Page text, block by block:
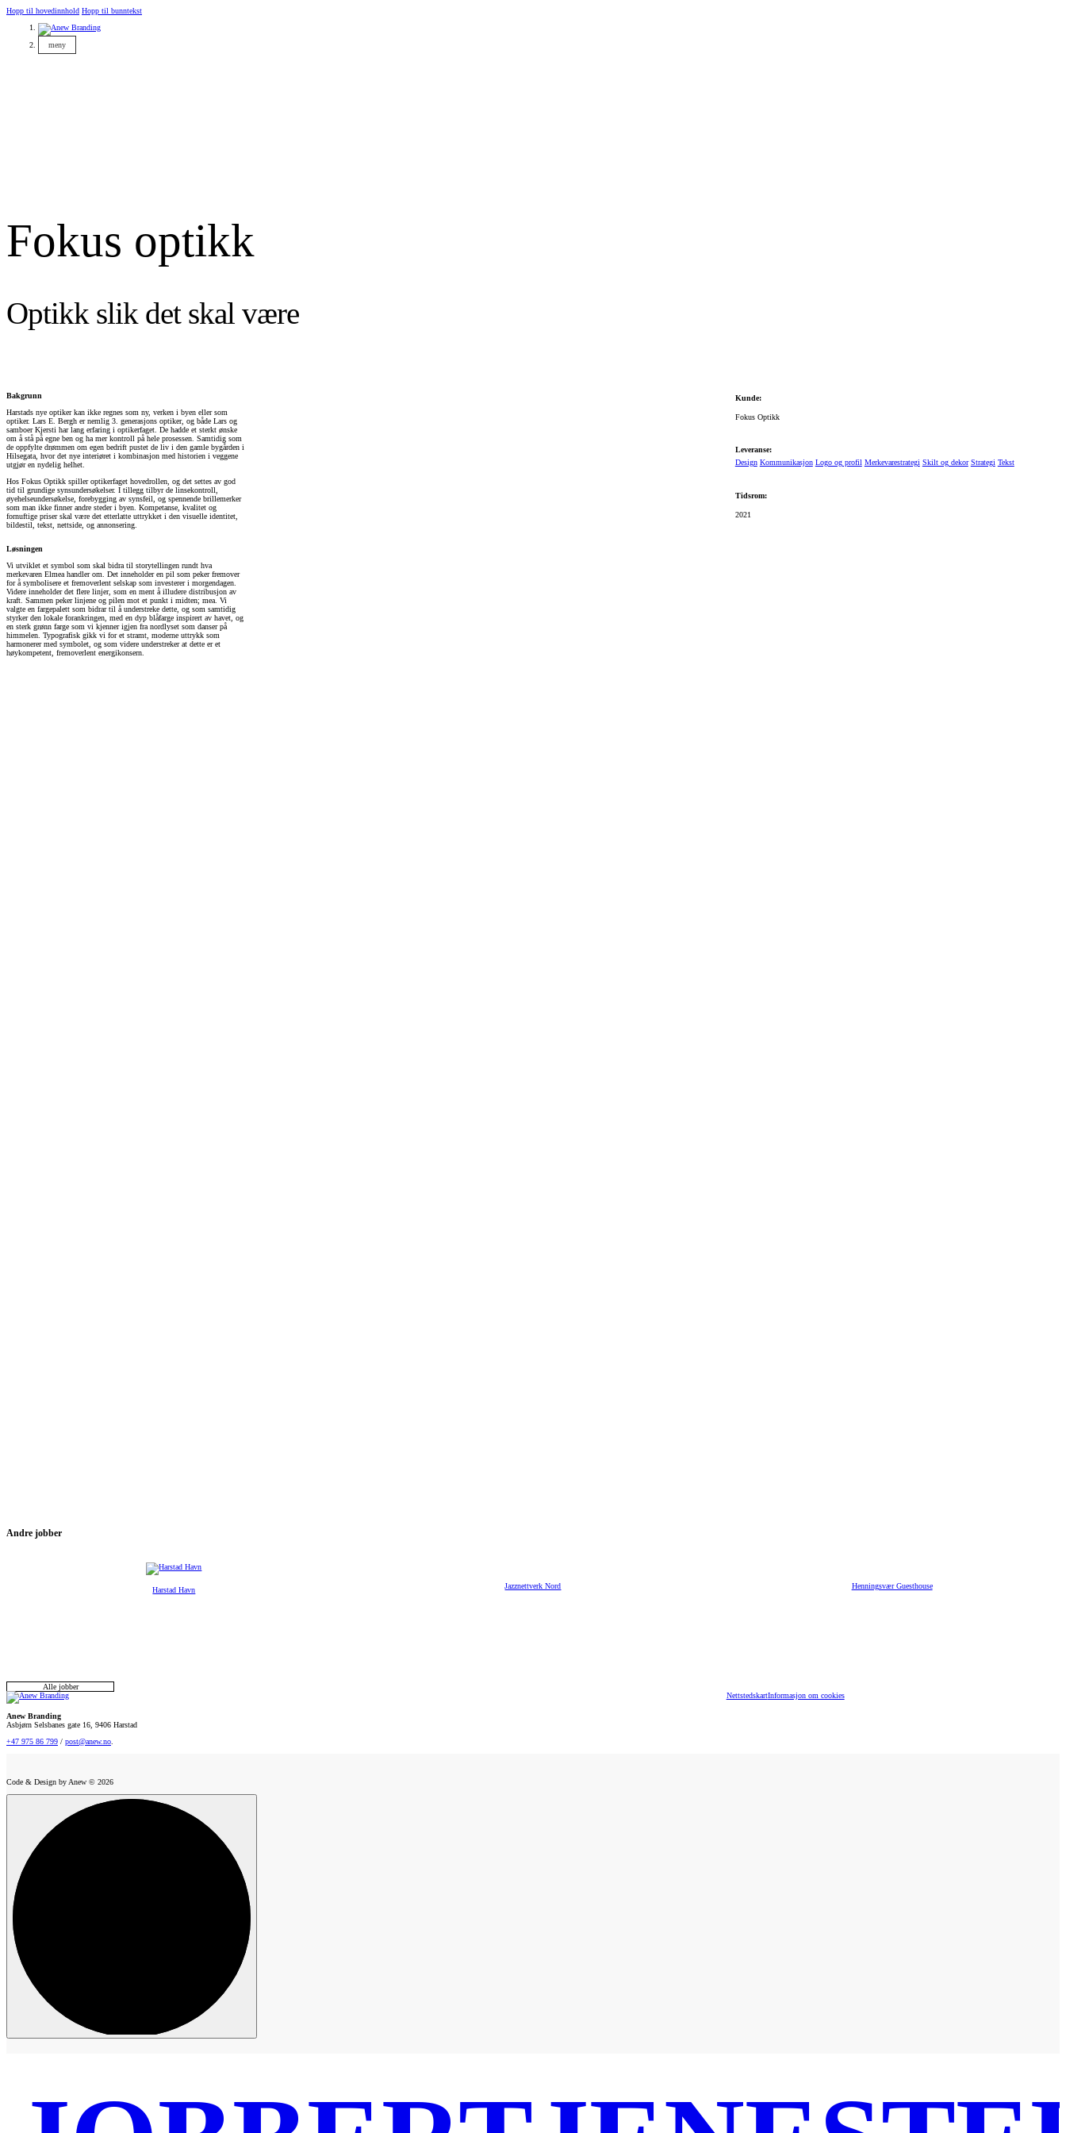
Hopp til hovedinnhold Hopp til bunntekst
meny
Fokus optikk
Optikk slik det skal være
Bakgrunn
Harstads nye optiker kan ikke regnes som ny, verken i byen eller som
optiker. Lars E. Bergh er nemlig 3. generasjons optiker, og både Lars og
samboer Kjersti har lang erfaring i optikerfaget. De hadde et sterkt ønske
om å stå på egne ben og ha mer kontroll på hele prosessen. Samtidig som
de oppfylte drømmen om egen bedrift pustet de liv i den gamle bygården i
Hilsegata, hvor det nye interiøret i kombinasjon med historien i veggene
utgjør en nydelig helhet.
Hos Fokus Optikk spiller optikerfaget hovedrollen, og det settes av god
tid til grundige synsundersøkelser. I tillegg tilbyr de linsekontroll,
øyehelseundersøkelse, forebygging av synsfeil, og spennende brillemerker
som man ikke finner andre steder i byen. Kompetanse, kvalitet og
fornuftige priser skal være det etterlatte uttrykket i den visuelle identitet,
bildestil, tekst, nettside, og annonsering.
Løsningen
Vi utviklet et symbol som skal bidra til storytellingen rundt hva
merkevaren Elmea handler om. Det inneholder en pil som peker fremover
for å symbolisere et fremoverlent selskap som investerer i morgendagen.
Videre inneholder det flere linjer, som en ment å illudere distribusjon av
kraft. Sammen peker linjene og pilen mot et punkt i midten; mea. Vi
valgte en fargepalett som bidrar til å understreke dette, og som samtidig
styrker den lokale forankringen, med en dyp blåfarge inspirert av havet, og
en sterk grønn farge som vi kjenner igjen fra nordlyset som danser på
himmelen. Typografisk gikk vi for et stramt, moderne uttrykk som
harmonerer med symbolet, og som videre understreker at dette er et
høykompetent, fremoverlent energikonsern.
Kunde:
Fokus Optikk
Leveranse:
Design Kommunikasjon Logo og profil Merkevarestrategi Skilt og dekor Strategi Tekst
Tidsrom:
2021
Andre jobber
Harstad Havn Jazznettverk Nord Henningsvær Guesthouse
Alle jobber
Anew Branding
Asbjørn Selsbanes gate 16, 9406 Harstad
+47 975 86 799 / post@anew.no
NettstedskartInformasjon om cookies
Code & Design by Anew © 2026